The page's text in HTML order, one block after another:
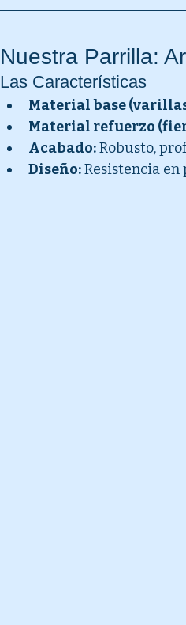
Nuestra Parrilla:
Las Características
Material base
Material refuerzo
Acabado: Robusto,
Diseño: Resistencia